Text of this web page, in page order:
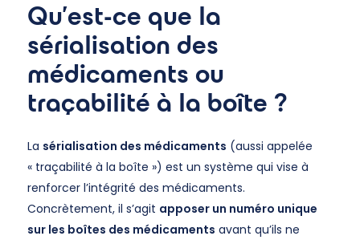
Qu'est-ce que la
sérialisation des
médicaments ou
traçabilité à la boîte ?
La sérialisation des médicaments (aussi appelée
« traçabilité à la boîte ») est un système qui vise à
renforcer l’intégrité des médicaments.
Concrètement, il s’agit apposer un numéro unique
sur les boîtes des médicaments avant qu’ils ne